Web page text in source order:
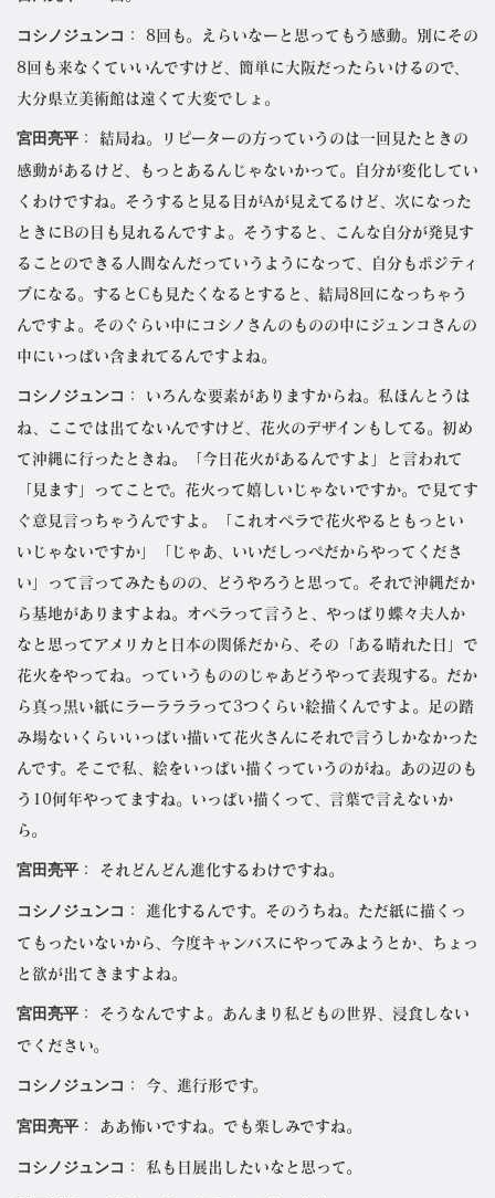
コシノジュンコ ： 8回も。えらいなーと思ってもう感動。別にその
8回も来なくていいんですけど、簡単に大阪だったらいけるので、
大分県立美術館は遠くて大変でしょ。
宮田亮平 ： 結局ね。リピーターの方っていうのは一回見たときの
感動があるけど、もっとあるんじゃないかって。自分が変化してい
くわけですね。そうすると見る目がAが見えてるけど、次になった
ときにBの目も見れるんですよ。そうすると、こんな自分が発見す
ることのできる人間なんだっていうようになって、自分もポジティ
ブになる。するとCも見たくなるとすると、結局8回になっちゃう
んですよ。そのぐらい中にコシノさんのものの中にジュンコさんの
中にいっぱい含まれてるんですよね。
コシノジュンコ ： いろんな要素がありますからね。私ほんとうは
ね、ここでは出てないんですけど、花火のデザインもしてる。初め
て沖縄に行ったときね。「今日花火があるんですよ」と言われて
「見ます」ってことで。花火って嬉しいじゃないですか。で見てす
ぐ意見言っちゃうんですよ。「これオペラで花火やるともっとい
いじゃないですか」「じゃあ、いいだしっぺだからやってくださ
い」って言ってみたものの、どうやろうと思って。それで沖縄だか
ら基地がありますよね。オペラって言うと、やっぱり蝶々夫人か
なと思ってアメリカと日本の関係だから、その「ある晴れた日」で
花火をやってね。っていうもののじゃあどうやって表現する。だか
ら真っ黒い紙にラーラララって3つくらい絵描くんですよ。足の踏
み場ないくらいいっぱい描いて花火さんにそれで言うしかなかった
んです。そこで私、絵をいっぱい描くっていうのがね。あの辺のも
う10何年やってますね。いっぱい描くって、言葉で言えないか
ら。
宮田亮平 ： それどんどん進化するわけですね。
コシノジュンコ ： 進化するんです。そのうちね。ただ紙に描くっ
てもったいないから、今度キャンバスにやってみようとか、ちょっ
と欲が出てきますよね。
宮田亮平 ： そうなんですよ。あんまり私どもの世界、浸食しない
でください。
コシノジュンコ ： 今、進行形です。
宮田亮平 ： ああ怖いですね。でも楽しみですね。
コシノジュンコ ： 私も日展出したいなと思って。